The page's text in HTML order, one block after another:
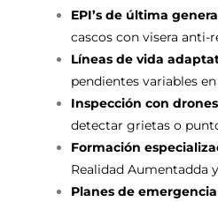
EPI’s de última
cascos con visera anti-
Líneas de vida
pendientes variables
Inspección con
detectar grietas o
Formación
Realidad Aumentadda
Planes de